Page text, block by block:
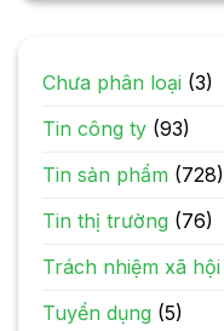
Chưa phân loại (3)
Tin công ty (93)
Tin sản phẩm (728)
Tin thị trường (76)
Trách nhiệm xã hội
Tuyển dụng (5)